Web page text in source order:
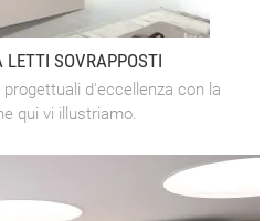
LETTI SOVRAPPOSTI
d'eccellenza con la
qui vi illustriamo.